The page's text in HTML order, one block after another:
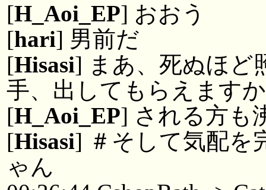
[H_Aoi_EP] おおう
[hari] 男前だ
[Hisasi] まあ、死ぬほ
手、出してもらえます
[H_Aoi_EP] される方も
[Hisasi] ＃そして気配を
ゃん